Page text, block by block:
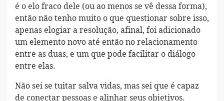
é o elo fraco dele (ou ao menos se vê dessa forma),
então não tenho muito o que questionar sobre isso,
apenas elogiar a resolução, afinal, foi adicionado
um elemento novo até então no relacionamento
entre as duas, e um que pode facilitar o diálogo
entre elas.
Não sei se tuitar salva vidas, mas sei que é capaz
de conectar pessoas e alinhar seus objetivos.